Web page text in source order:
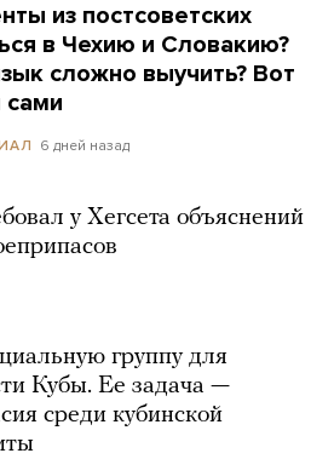
из постсоветских
в Чехию и Словакию?
сложно выучить? Вот
сами
6 дней назад
у Хегсета объяснений
группу для
Кубы. Ее задача —
среди кубинской